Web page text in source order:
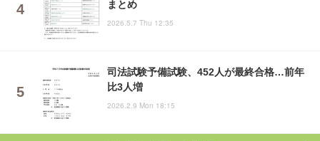
まとめ
2026.5.7 Thu 12:35
司法試験予備試験、452人が最終合格…前年
比3人増
2026.2.9 Mon 18:15